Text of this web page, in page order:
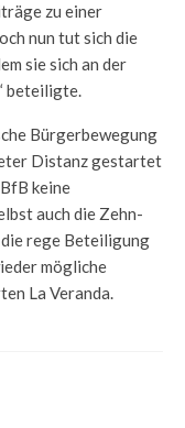
zu einer
nun tut sich die
sie sich an der
beteiligte.
Bürgerbewegung
Distanz gestartet
keine
auch die Zehn-
rege Beteiligung
mögliche
La Veranda.